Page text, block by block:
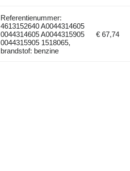
Referentienummer:
4613152640 A0044314605
0044314605 A0044315905
0044315905 1518065,
brandstof: benzine
€ 67,74